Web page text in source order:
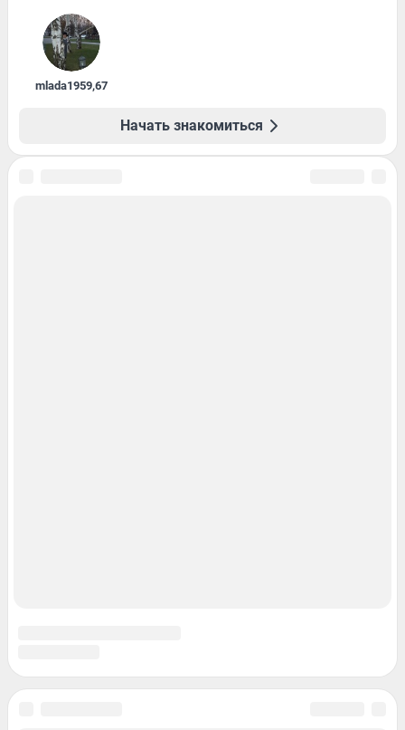
mlada1959,67
Начать знакомиться